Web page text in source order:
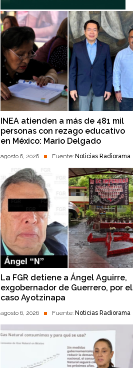
INEA atienden a más de 481 mil
personas con rezago educativo
en México: Mario Delgado
agosto 6, 2026 Fuente: Noticias Radiorama
La FGR detiene a Ángel Aguirre,
exgobernador de Guerrero, por el
caso Ayotzinapa
agosto 6, 2026 Fuente: Noticias Radiorama